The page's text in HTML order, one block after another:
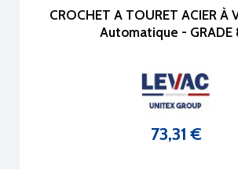
CROCHET A TOURET ACIER À
Automatique - GRADE
Prix
73,31 €